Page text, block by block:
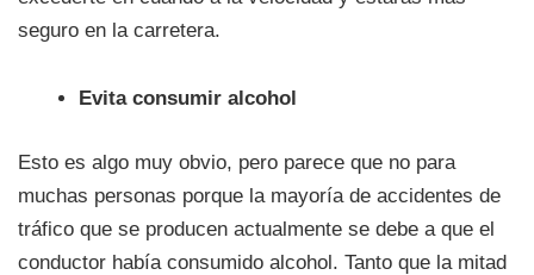
seguro en la carretera.
Evita consumir alcohol
Esto es algo muy obvio, pero parece que no para
muchas personas porque la mayoría de accidentes de
tráfico que se producen actualmente se debe a que el
conductor había consumido alcohol. Tanto que la mitad